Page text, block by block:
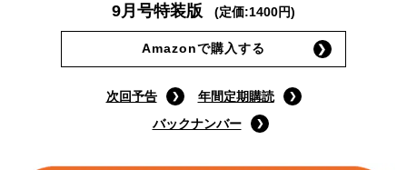
9月号特装版 (定価:1400円)
Amazonで購入する
次回予告
年間定期購読
バックナンバー